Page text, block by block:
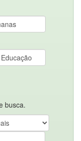
busca.